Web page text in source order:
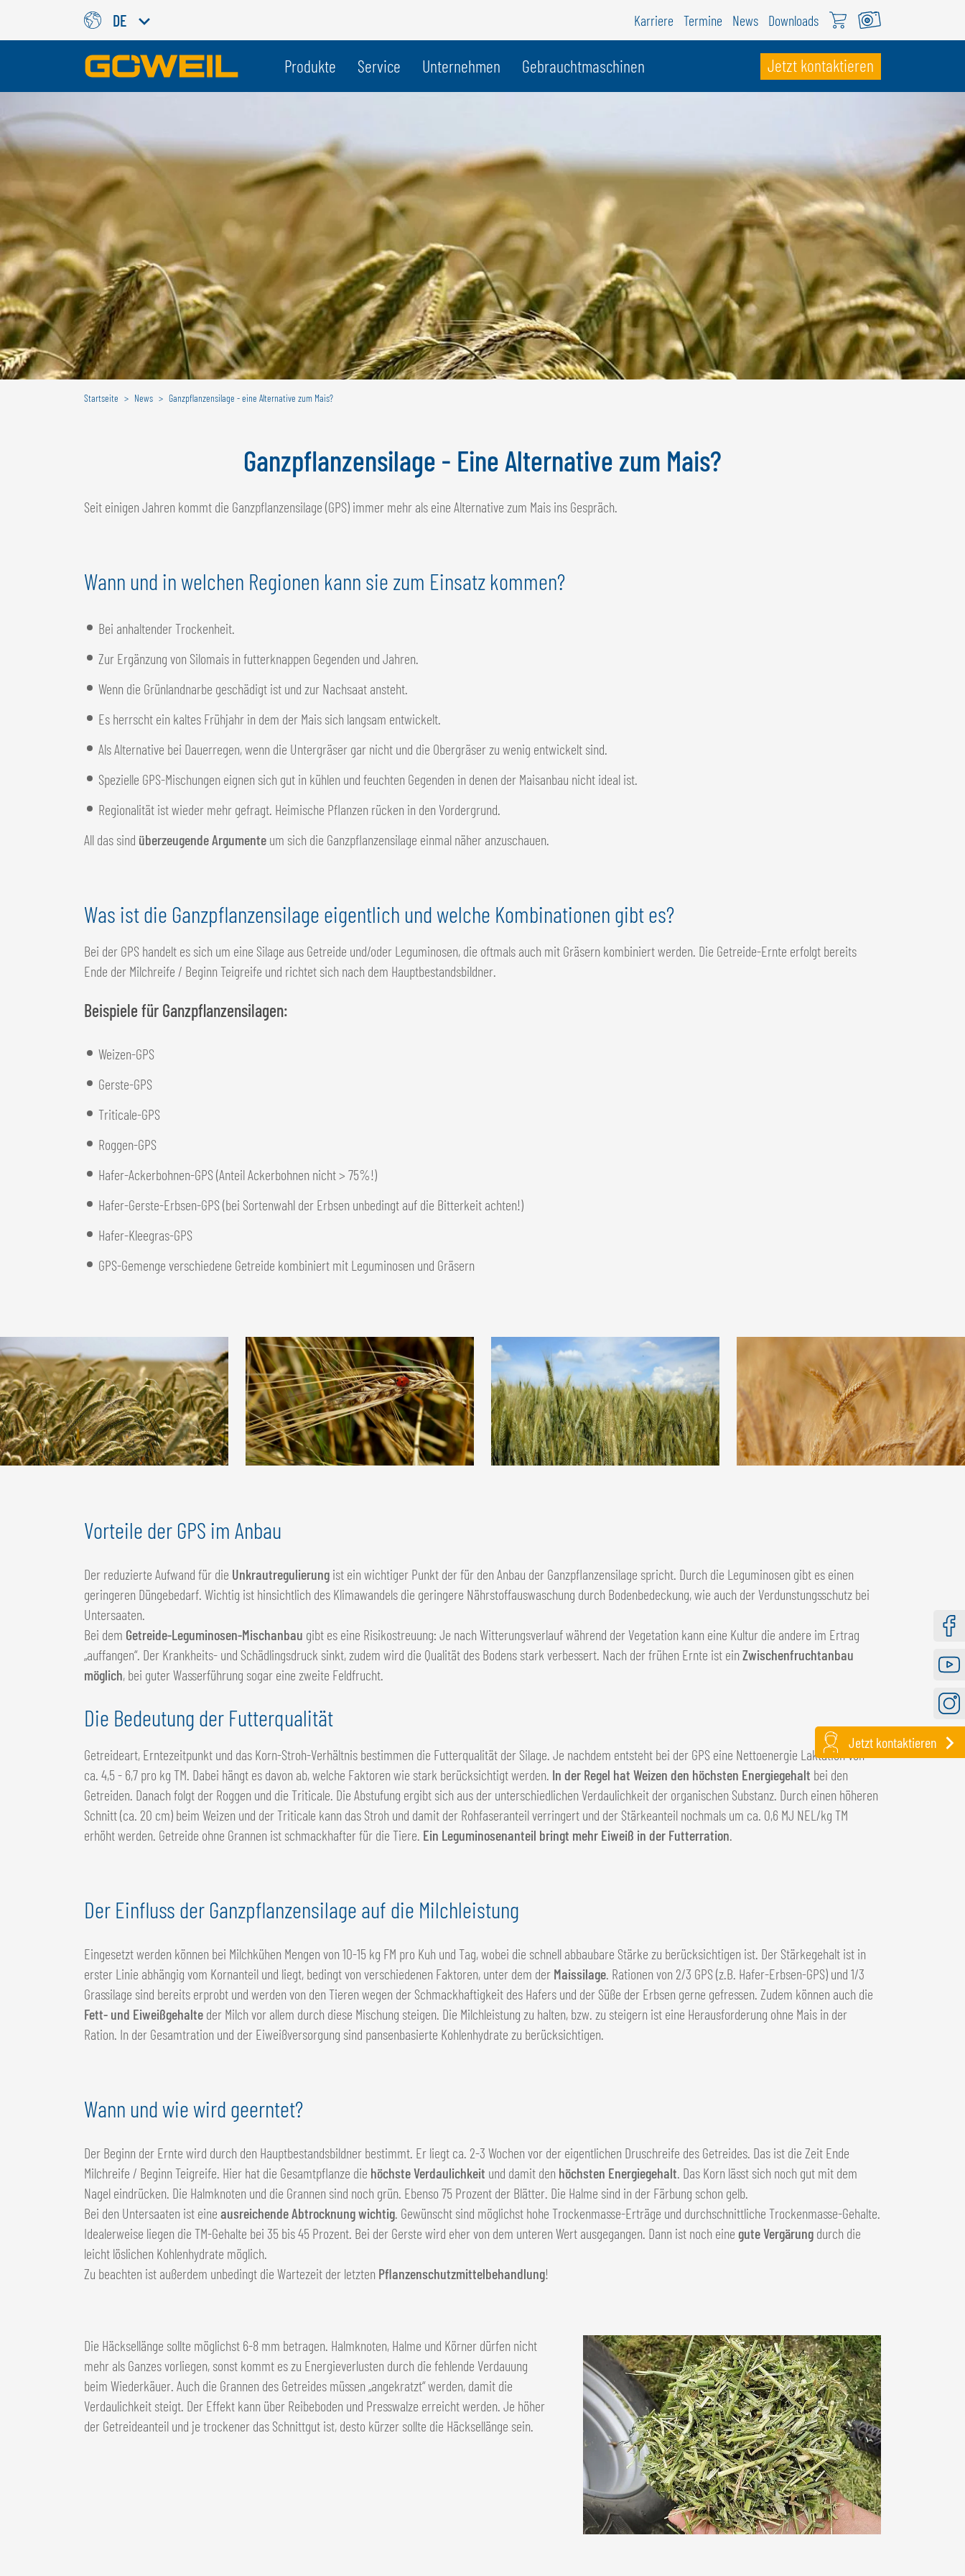
DE
Wählen Sie Ihre Sprache / Ihr Land
INTERNATIONAL
GÖWEIL
DEUTSCH
ENGLISH
FRANÇAIS
NEDERLANDS
ESPAÑOL
ČESKÝ
GÖWEIL BNL
NEDERLANDS
FRANÇAIS
DEUTSCH
DEUTSCH
Karriere Termine News Downloads
Produkte Service Unternehmen Gebrauchtmaschinen Jetzt kontaktieren
Startseite News Ganzpflanzensilage - eine Alternative zum Mais?
Ganzpflanzensilage - Eine Alternative zum Mais?
Seit einigen Jahren kommt die Ganzpflanzensilage (GPS) immer mehr als eine Alternative zum Mais ins Gespräch.
Wann und in welchen Regionen kann sie zum Einsatz kommen?
Bei anhaltender Trockenheit.
Zur Ergänzung von Silomais in futterknappen Gegenden und Jahren.
Wenn die Grünlandnarbe geschädigt ist und zur Nachsaat ansteht.
Es herrscht ein kaltes Frühjahr in dem der Mais sich langsam entwickelt.
Als Alternative bei Dauerregen, wenn die Untergräser gar nicht und die Obergräser zu wenig entwickelt sind.
Spezielle GPS-Mischungen eignen sich gut in kühlen und feuchten Gegenden in denen der Maisanbau nicht ideal ist.
Regionalität ist wieder mehr gefragt. Heimische Pflanzen rücken in den Vordergrund.
All das sind überzeugende Argumente um sich die Ganzpflanzensilage einmal näher anzuschauen.
Was ist die Ganzpflanzensilage eigentlich und welche Kombinationen gibt es?
Bei der GPS handelt es sich um eine Silage aus Getreide und/oder Leguminosen, die oftmals auch mit Gräsern kombiniert werden. Die Getreide-Ernte erfolgt bereits
Ende der Milchreife / Beginn Teigreife und richtet sich nach dem Hauptbestandsbildner.
Beispiele für Ganzpflanzensilagen:
Weizen-GPS
Gerste-GPS
Triticale-GPS
Roggen-GPS
Hafer-Ackerbohnen-GPS (Anteil Ackerbohnen nicht > 75%!)
Hafer-Gerste-Erbsen-GPS (bei Sortenwahl der Erbsen unbedingt auf die Bitterkeit achten!)
Hafer-Kleegras-GPS
GPS-Gemenge verschiedene Getreide kombiniert mit Leguminosen und Gräsern
Vorteile der GPS im Anbau
Der reduzierte Aufwand für die Unkrautregulierung ist ein wichtiger Punkt der für den Anbau der Ganzpflanzensilage spricht. Durch die Leguminosen gibt es einen
geringeren Düngebedarf. Wichtig ist hinsichtlich des Klimawandels die geringere Nährstoffauswaschung durch Bodenbedeckung, wie auch der Verdunstungsschutz bei
Untersaaten.
Bei dem Getreide-Leguminosen-Mischanbau gibt es eine Risikostreuung: Je nach Witterungsverlauf während der Vegetation kann eine Kultur die andere im Ertrag
„auffangen“. Der Krankheits- und Schädlingsdruck sinkt, zudem wird die Qualität des Bodens stark verbessert. Nach der frühen Ernte ist ein Zwischenfruchtanbau
möglich, bei guter Wasserführung sogar eine zweite Feldfrucht.
Die Bedeutung der Futterqualität
Getreideart, Erntezeitpunkt und das Korn-Stroh-Verhältnis bestimmen die Futterqualität der Silage. Je nachdem entsteht bei der GPS eine Nettoenergie Laktation von
ca. 4,5 - 6,7 pro kg TM. Dabei hängt es davon ab, welche Faktoren wie stark berücksichtigt werden. In der Regel hat Weizen den höchsten Energiegehalt bei den
Getreiden. Danach folgt der Roggen und die Triticale. Die Abstufung ergibt sich aus der unterschiedlichen Verdaulichkeit der organischen Substanz. Durch einen höheren
Schnitt (ca. 20 cm) beim Weizen und der Triticale kann das Stroh und damit der Rohfaseranteil verringert und der Stärkeanteil nochmals um ca. 0,6 MJ NEL/kg TM
erhöht werden. Getreide ohne Grannen ist schmackhafter für die Tiere. Ein Leguminosenanteil bringt mehr Eiweiß in der Futterration
Der Einfluss der Ganzpflanzensilage auf die Milchleistung
Eingesetzt werden können bei Milchkühen Mengen von 10-15 kg FM pro Kuh und Tag, wobei die schnell abbaubare Stärke zu berücksichtigen ist. Der Stärkegehalt ist in
erster Linie abhängig vom Kornanteil und liegt, bedingt von verschiedenen Faktoren, unter dem der Maissilage . Rationen von 2/3 GPS (z.B. Hafer-Erbsen-GPS) und 1/3
Grassilage sind bereits erprobt und werden von den Tieren wegen der Schmackhaftigkeit des Hafers und der Süße der Erbsen gerne gefressen. Zudem können auch die
Fett- und Eiweißgehalte der Milch vor allem durch diese Mischung steigen. Die Milchleistung zu halten, bzw. zu steigern ist eine Herausforderung ohne Mais in der
Ration. In der Gesamtration und der Eiweißversorgung sind pansenbasierte Kohlenhydrate zu berücksichtigen.
Wann und wie wird geerntet?
Der Beginn der Ernte wird durch den Hauptbestandsbildner bestimmt. Er liegt ca. 2-3 Wochen vor der eigentlichen Druschreife des Getreides. Das ist die Zeit Ende
Milchreife / Beginn Teigreife. Hier hat die Gesamtpflanze die höchste Verdaulichkeit und damit den höchsten Energiegehalt . Das Korn lässt sich noch gut mit dem
Nagel eindrücken. Die Halmknoten und die Grannen sind noch grün. Ebenso 75 Prozent der Blätter. Die Halme sind in der Färbung schon gelb.
Bei den Untersaaten ist eine ausreichende Abtrocknung wichtig . Gewünscht sind möglichst hohe Trockenmasse-Erträge und durchschnittliche Trockenmasse-Gehalte.
Idealerweise liegen die TM-Gehalte bei 35 bis 45 Prozent. Bei der Gerste wird eher von dem unteren Wert ausgegangen. Dann ist noch eine gute Vergärung durch die
leicht löslichen Kohlenhydrate möglich.
Zu beachten ist außerdem unbedingt die Wartezeit der letzten Pflanzenschutzmittelbehandlung!
Die Häcksellänge sollte möglichst 6-8 mm betragen. Halmknoten, Halme und Körner dürfen nicht
mehr als Ganzes vorliegen, sonst kommt es zu Energieverlusten durch die fehlende Verdauung
beim Wiederkäuer. Auch die Grannen des Getreides müssen „angekratzt“ werden, damit die
Verdaulichkeit steigt. Der Effekt kann über Reibeboden und Presswalze erreicht werden. Je höher
der Getreideanteil und je trockener das Schnittgut ist, desto kürzer sollte die Häcksellänge sein.
Jetzt kontaktieren